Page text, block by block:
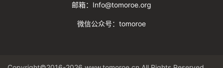
邮箱：Info@tomoroe.org
微信公众号：tomoroe